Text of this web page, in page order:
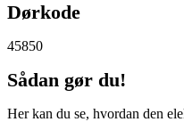
Dørkode
45850
Sådan gør du!
Her kan du se, hvordan den